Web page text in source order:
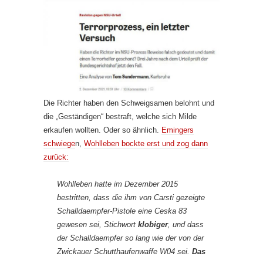
Die Richter haben den Schweigsamen belohnt und
die „Geständigen“ bestraft, welche sich Milde
erkaufen wollten. Oder so ähnlich.
Emingers
schwiegen, Wohlleben bockte erst und zog dann
zurück:
Wohlleben hatte im Dezember 2015
bestritten, dass die ihm von Carsti gezeigte
Schalldaempfer-Pistole eine Ceska 83
gewesen sei, Stichwort klobiger, und dass
der Schalldaempfer so lang wie der von der
Zwickauer Schutthaufenwaffe W04 sei. Das